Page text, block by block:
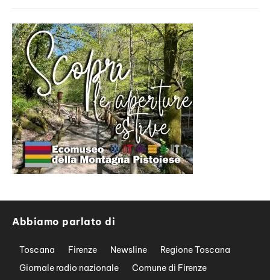
Abbiamo parlato di
Toscana Firenze Newsline
Regione Toscana
Giornale radio nazionale
Comune di Firenze